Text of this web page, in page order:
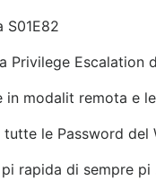
S01E82
Privilege Escalation
modalit remota e
le Password del
rapida di sempre